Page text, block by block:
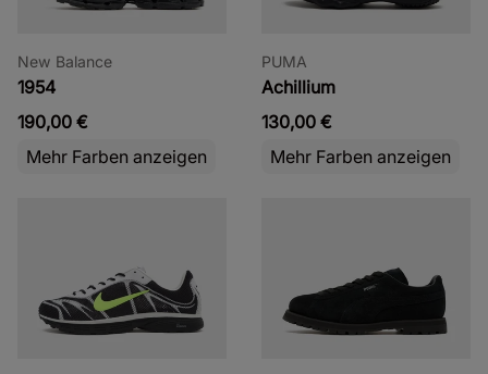
New Balance
1954
190,00 €
Mehr Farben anzeigen
PUMA
Achillium
130,00 €
Mehr Farben anzeigen